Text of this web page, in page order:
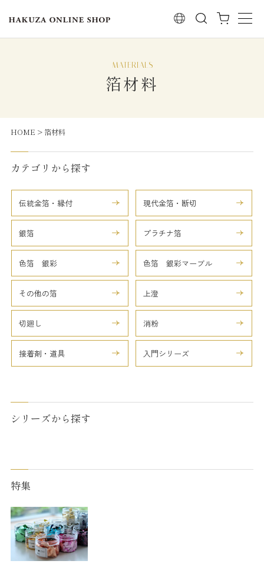
検索
箔材料
HOME 箔材料
カテゴリから探す
伝統金箔・縁付 現代金箔・断切
銀箔 プラチナ箔
色箔 銀彩 色箔 銀彩マーブル
その他の箔 上澄
切廻し 消粉
接着剤・道具 入門シリーズ
シリーズから探す
特集